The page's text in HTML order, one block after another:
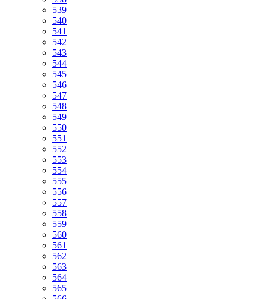
539
540
541
542
543
544
545
546
547
548
549
550
551
552
553
554
555
556
557
558
559
560
561
562
563
564
565